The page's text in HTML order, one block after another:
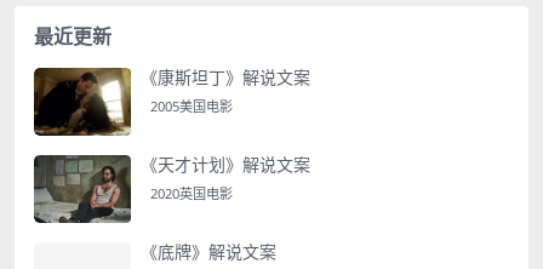
最近更新
《康斯坦丁》解说文案
2005美国电影
《天才计划》解说文案
2020英国电影
《底牌》解说文案